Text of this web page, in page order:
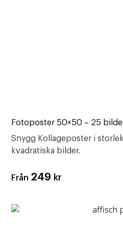
Fotoposter 50×50 – 25
Snygg Kollageposter i
kvadratiska bilder.
Från 249 kr